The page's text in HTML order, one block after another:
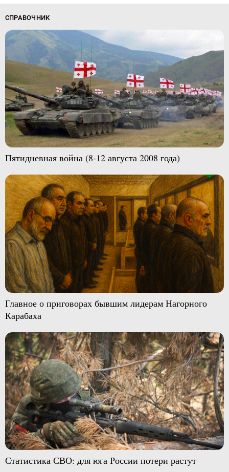
СПРАВОЧНИК
Пятидневная война (8-12 августа 2008 года)
Главное о приговорах бывшим лидерам Нагорного
Карабаха
Статистика СВО: для юга России потери растут